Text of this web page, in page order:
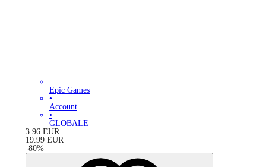
Epic Games
•
Account
•
GLOBALE
3.96 EUR
19.99 EUR
-80%